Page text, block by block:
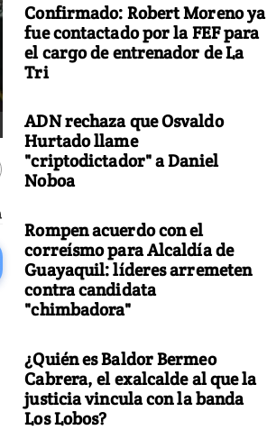
Confirmado: Robert Moreno ya
fue contactado por la FEF para
el cargo de entrenador de La
Tri
ADN rechaza que Osvaldo
Hurtado llame
"criptodictador" a Daniel
Noboa
Rompen acuerdo con el
correísmo para Alcaldía de
Guayaquil: líderes arremeten
contra candidata
"chimbadora"
¿Quién es Baldor Bermeo
Cabrera, el exalcalde al que la
justicia vincula con la banda
Los Lobos?